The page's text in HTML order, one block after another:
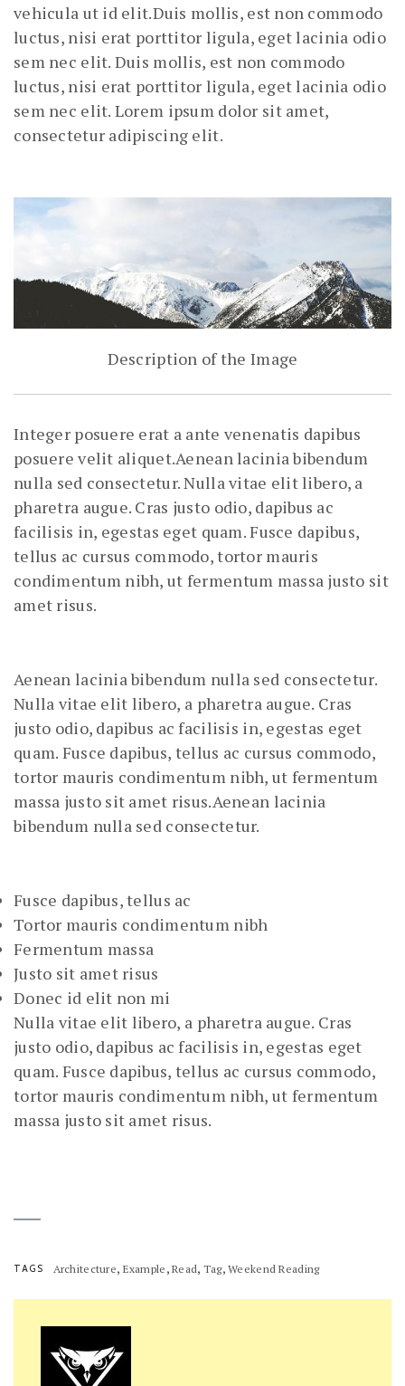
vehicula ut id elit.Duis mollis, est non commodo
luctus, nisi erat porttitor ligula, eget lacinia odio
sem nec elit. Duis mollis, est non commodo
luctus, nisi erat porttitor ligula, eget lacinia odio
sem nec elit. Lorem ipsum dolor sit amet,
consectetur adipiscing elit.
Description of the Image
Integer posuere erat a ante venenatis dapibus
posuere velit aliquet.Aenean lacinia bibendum
nulla sed consectetur. Nulla vitae elit libero, a
pharetra augue. Cras justo odio, dapibus ac
facilisis in, egestas eget quam. Fusce dapibus,
tellus ac cursus commodo, tortor mauris
condimentum nibh, ut fermentum massa justo sit
amet risus.
Aenean lacinia bibendum nulla sed consectetur.
Nulla vitae elit libero, a pharetra augue. Cras
justo odio, dapibus ac facilisis in, egestas eget
quam. Fusce dapibus, tellus ac cursus commodo,
tortor mauris condimentum nibh, ut fermentum
massa justo sit amet risus.Aenean lacinia
bibendum nulla sed consectetur.
Fusce dapibus, tellus ac
Tortor mauris condimentum nibh
Fermentum massa
Justo sit amet risus
Donec id elit non mi
Nulla vitae elit libero, a pharetra augue. Cras
justo odio, dapibus ac facilisis in, egestas eget
quam. Fusce dapibus, tellus ac cursus commodo,
tortor mauris condimentum nibh, ut fermentum
massa justo sit amet risus.
TAGS Architecture, Example ,Read, Tag,Weekend Reading